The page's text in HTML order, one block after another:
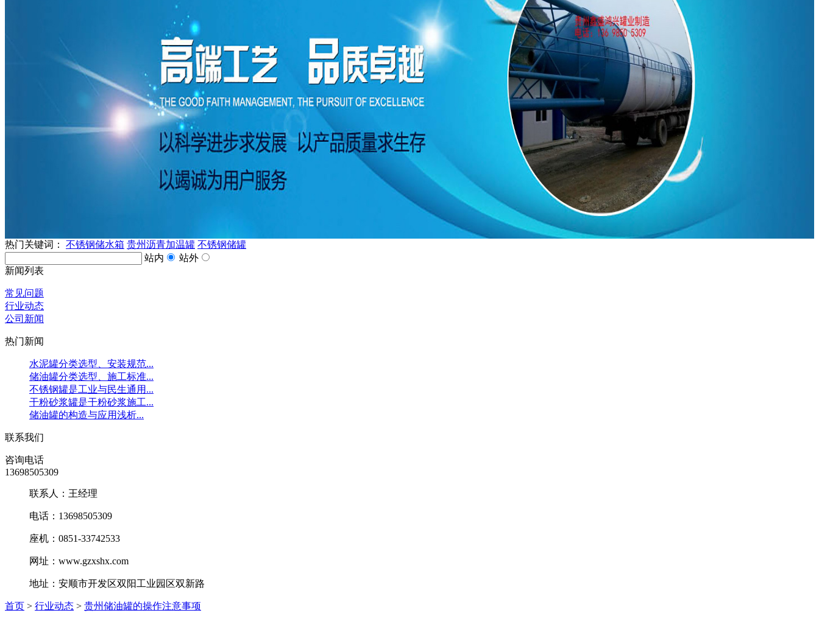
热门关键词： 不锈钢储水箱 贵州沥青加温罐 不锈钢储罐
站内
站外
新闻列表
常见问题
行业动态
公司新闻
热门新闻
水泥罐分类选型、安装规范...
储油罐分类选型、施工标准...
不锈钢罐是工业与民生通用...
干粉砂浆罐是干粉砂浆施工...
储油罐的构造与应用浅析...
联系我们
咨询电话
13698505309
联系人：王经理
电话：13698505309
座机：0851-33742533
网址：www.gzxshx.com
地址：安顺市开发区双阳工业园区双新路
首页 > 行业动态 > 贵州储油罐的操作注意事项